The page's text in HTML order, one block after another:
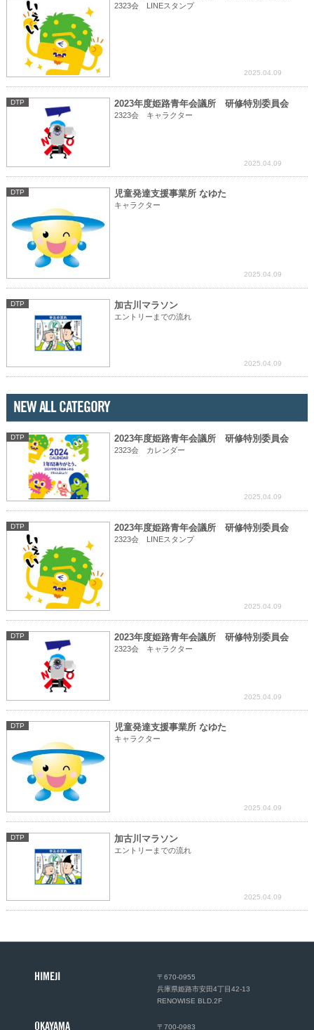
2323会 LINEスタンプ
2025.04.09
DTP 2023年度姫路青年会議所 研修特別委員会
2323会 キャラクター
2025.04.09
DTP 児童発達支援事業所 なゆた
キャラクター
2025.04.09
DTP 加古川マラソン
エントリーまでの流れ
2025.04.09
NEW ALL CATEGORY
DTP 2023年度姫路青年会議所 研修特別委員会
2323会 カレンダー
2025.04.09
DTP 2023年度姫路青年会議所 研修特別委員会
2323会 LINEスタンプ
2025.04.09
DTP 2023年度姫路青年会議所 研修特別委員会
2323会 キャラクター
2025.04.09
DTP 児童発達支援事業所 なゆた
キャラクター
2025.04.09
DTP 加古川マラソン
エントリーまでの流れ
2025.04.09
HIMEJI
〒670-0955
兵庫県姫路市安田4丁目42-13
RENOWISE BLD.2F
OKAYAMA 〒700-0983